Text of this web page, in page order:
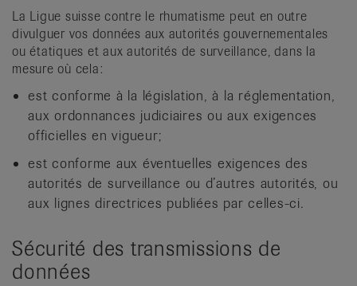
La Ligue suisse contre le rhumatisme peut en outre
divulguer vos données aux autorités gouvernementales
ou étatiques et aux autorités de surveillance, dans la
mesure où cela:
est conforme à la législation, à la réglementation,
aux ordonnances judiciaires ou aux exigences
officielles en vigueur;
est conforme aux éventuelles exigences des
autorités de surveillance ou d’autres autorités, ou
aux lignes directrices publiées par celles-ci.
Sécurité des transmissions de
données